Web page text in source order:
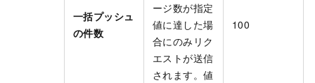
一括プッシュ
の件数
ージ数が指定
値に達した場
合にのみリク
エストが送信
されます。値
100